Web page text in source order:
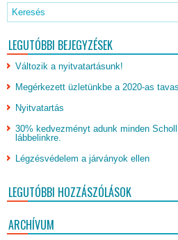
LEGUTÓBBI BEJEGYZÉSEK
Változik a nyitvatartásunk!
Megérkezett üzletünkbe a 2020-as
Nyitvatartás
30% kedvezményt adunk minden
lábbelinkre.
Légzésvédelem a járványok ellen
LEGUTÓBBI HOZZÁSZÓLÁSOK
ARCHÍVUM